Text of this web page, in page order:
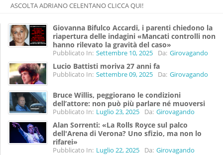
ASCOLTA ADRIANO CELENTANO CLICCA QUI!
Giovanna Bifulco Accardi, i parenti chiedono la
riapertura delle indagini «Mancati controlli non
hanno rilevato la gravità del caso»
Pubblicato In: Settembre 10, 2025 Da: Girovagando
Lucio Battisti moriva 27 anni fa
Pubblicato In: Settembre 09, 2025 Da: Girovagando
Bruce Willis, peggiorano le condizioni
dell’attore: non può più parlare né muoversi
Pubblicato In: Luglio 23, 2025 Da: Girovagando
Alan Sorrenti: «La Rolls Royce sul palco
dell'Arena di Verona? Uno sfizio, ma non lo
rifarei»
Pubblicato In: Luglio 22, 2025 Da: Girovagando